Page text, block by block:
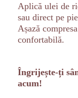
Aplică ulei de
sau direct pe
Așază
confortabilă.
Îngrijește-ți
acum!